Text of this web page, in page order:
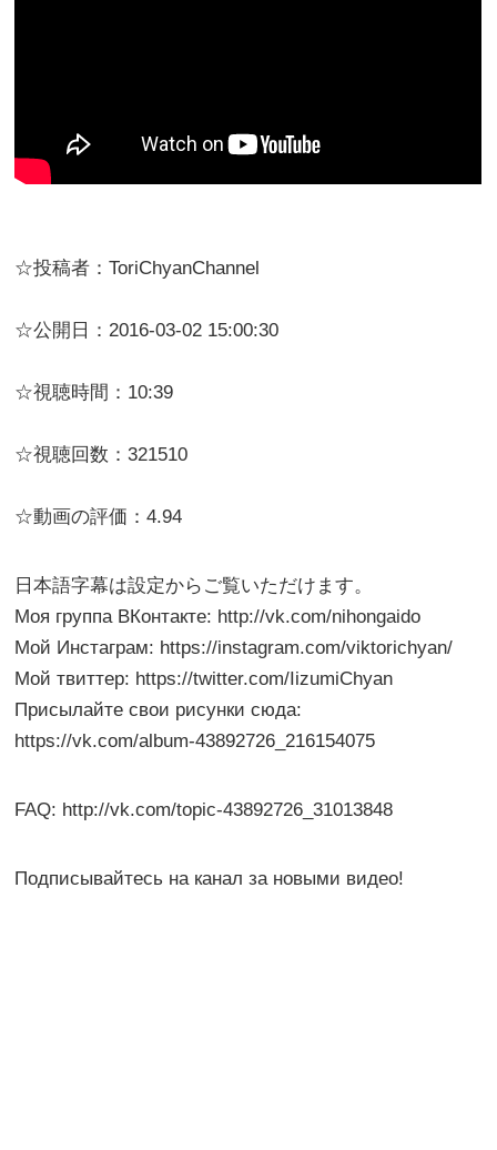
☆投稿者：ToriChyanChannel
☆公開日：2016-03-02 15:00:30
☆視聴時間：10:39
☆視聴回数：321510
☆動画の評価：4.94
日本語字幕は設定からご覧いただけます。
Моя группа ВКонтакте: http://vk.com/nihongaido
Мой Инстаграм: https://instagram.com/viktorichyan/
Мой твиттер: https://twitter.com/IizumiChyan
Присылайте свои рисунки сюда:
https://vk.com/album-43892726_216154075
FAQ: http://vk.com/topic-43892726_31013848
Подписывайтесь на канал за новыми видео!